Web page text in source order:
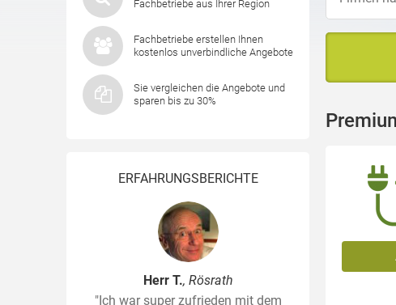
Fachbetriebe aus Ihrer Region
Fachbetriebe erstellen Ihnen
kostenlos unverbindliche Angebote
Sie vergleichen die Angebote und
sparen bis zu 30%
ERFAHRUNGSBERICHTE
Herr T., Rösrath
"Ich war super zufrieden mit dem